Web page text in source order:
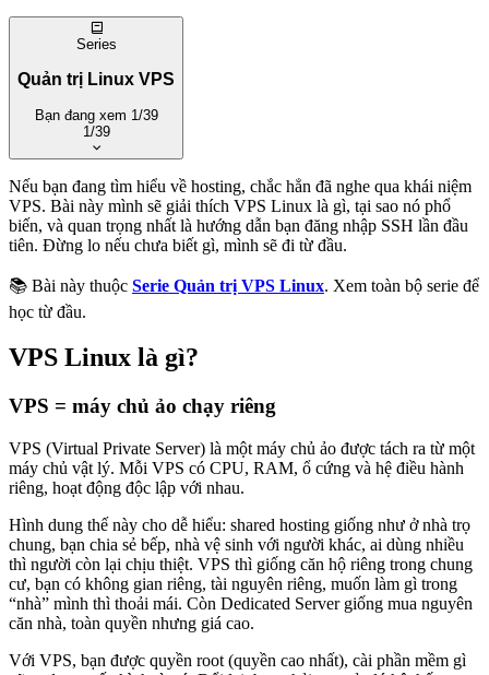
Series
Quản trị Linux VPS
Bạn đang xem 1/39
1/39
Cơ bản
1. VPS Linux là gì và đăng nhập SSH lần đầu
VPS
3. Quản lý file và thư mục trên Linux – Lệnh cơ bản cho
4. Hướng dẫn sử dụng lệnh cp sao chép trong Linux
5. Quyền file và thư mục trên Linux – chmod, chown và
6. Hướng dẫn sử dụng lệnh chattr trong Linux
VPS
8. Hướng dẫn tạo và sử dụng SSH Key
9. Quản lý package trên Linux – apt và dnf cho VPS
11. Hướng dẫn phân tích, giải thích lệnh TOP trong
Linux
12. Systemd và quản lý service trên Linux VPS
13. Networking cơ bản trên Linux VPS – IP, DNS, curl
và wget
14. 20 lệnh Netstat để quản lý mạng Linux
16. Hướng dẫn sử dụng Ping và Tracert
Nếu bạn đang tìm hiểu về hosting, chắc hẳn đã nghe qua khái niệm
VPS. Bài này mình sẽ giải thích VPS Linux là gì, tại sao nó phổ
biến, và quan trọng nhất là hướng dẫn bạn đăng nhập SSH lần đầu
tiên. Đừng lo nếu chưa biết gì, mình sẽ đi từ đầu.
📚 Bài này thuộc Serie Quản trị VPS Linux. Xem toàn bộ serie để
học từ đầu.
VPS Linux là gì?
VPS = máy chủ ảo chạy riêng
VPS (Virtual Private Server) là một máy chủ ảo được tách ra từ một
máy chủ vật lý. Mỗi VPS có CPU, RAM, ổ cứng và hệ điều hành
riêng, hoạt động độc lập với nhau.
Hình dung thế này cho dễ hiểu: shared hosting giống như ở nhà trọ
chung, bạn chia sẻ bếp, nhà vệ sinh với người khác, ai dùng nhiều
thì người còn lại chịu thiệt. VPS thì giống căn hộ riêng trong chung
cư, bạn có không gian riêng, tài nguyên riêng, muốn làm gì trong
“nhà” mình thì thoải mái. Còn Dedicated Server giống mua nguyên
căn nhà, toàn quyền nhưng giá cao.
Với VPS, bạn được quyền root (quyền cao nhất), cài phần mềm gì